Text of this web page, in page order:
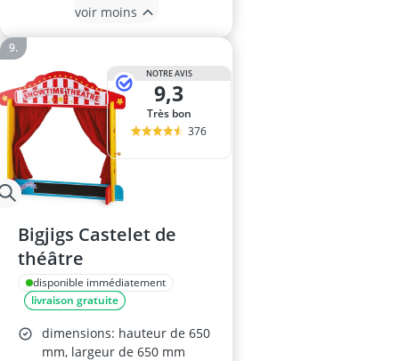
voir moins
NOTRE AVIS
9,3
Très bon
376
Bigjigs Castelet de
théâtre
disponible immédiatement
livraison gratuite
dimensions: hauteur de 650
mm, largeur de 650 mm